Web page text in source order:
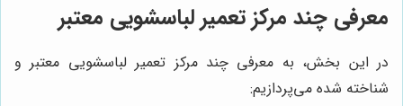
معرفی چند مرکز تعمیر لباسشویی معتبر
در این بخش، به معرفی چند مرکز تعمیر لباسشویی معتبر و
شناخته شده می‌پردازیم: